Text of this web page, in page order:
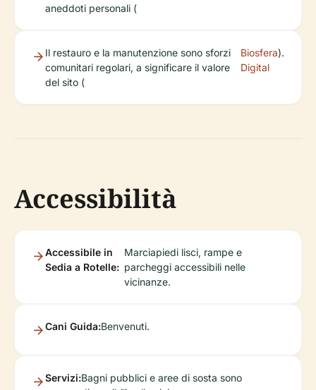
aneddoti personali (
Il restauro e la manutenzione sono sforzi
comunitari regolari, a significare il valore
del sito (
Biosfera
Digital
).
Accessibilità
Accessibile in
Sedia a Rotelle:
Marciapiedi lisci, rampe e
parcheggi accessibili nelle
vicinanze.
Cani Guida:Benvenuti.
Servizi:Bagni pubblici e aree di sosta sono